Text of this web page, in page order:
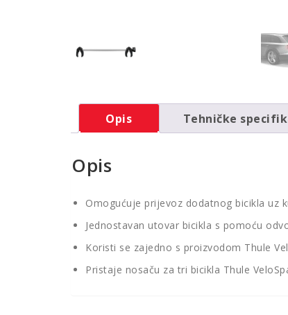
Opis Tehničke
Opis
Omogućuje prijevoz dodatnog bicikla uz
Jednostavan utovar bicikla s pomoću
Koristi se zajedno s proizvodom Thule
Pristaje nosaču za tri bicikla Thule